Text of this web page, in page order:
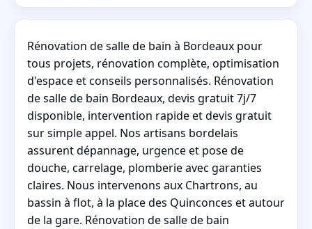
Rénovation de salle de bain à Bordeaux pour
tous projets, rénovation complète, optimisation
d'espace et conseils personnalisés. Rénovation
de salle de bain Bordeaux, devis gratuit 7j/7
disponible, intervention rapide et devis gratuit
sur simple appel. Nos artisans bordelais
assurent dépannage, urgence et pose de
douche, carrelage, plomberie avec garanties
claires. Nous intervenons aux Chartrons, au
bassin à flot, à la place des Quinconces et autour
de la gare. Rénovation de salle de bain